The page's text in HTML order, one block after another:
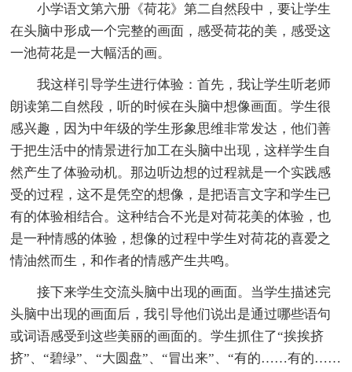
小学语文第六册《荷花》第二自然段中，要让学生
在头脑中形成一个完整的画面，感受荷花的美，感受这
一池荷花是一大幅活的画。
我这样引导学生进行体验：首先，我让学生听老师
朗读第二自然段，听的时候在头脑中想像画面。学生很
感兴趣，因为中年级的学生形象思维非常发达，他们善
于把生活中的情景进行加工在头脑中出现，这样学生自
然产生了体验动机。那边听边想的过程就是一个实践感
受的过程，这不是凭空的想像，是把语言文字和学生已
有的体验相结合。这种结合不光是对荷花美的体验，也
是一种情感的体验，想像的过程中学生对荷花的喜爱之
情油然而生，和作者的情感产生共鸣。
接下来学生交流头脑中出现的画面。当学生描述完
头脑中出现的画面后，我引导他们说出是通过哪些语句
或词语感受到这些美丽的画面的。学生抓住了“挨挨挤
挤”、“碧绿”、“大圆盘”、“冒出来”、“有的……有的……